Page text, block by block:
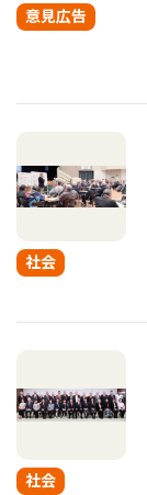
意見広告
社会
社会